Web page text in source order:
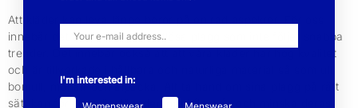
Att kläder kan leva länge beror på en rad aspekter. För oss
innebär det att vi designar tidlösa plagg som inte följer snabba
trender. Det innebär också att att våra kläder har hög kvalitet
och är tillverkade i hållbara och naturliga material så som ull,
bomull, mohair och alpacka. Att ta hand om sina plagg på rätt
sätt kan förlänga livslängden med flera år och minska deras
I'm interested in:
Womenswear
Menswear